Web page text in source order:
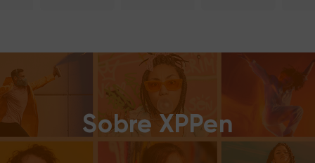
Sobre XPPen